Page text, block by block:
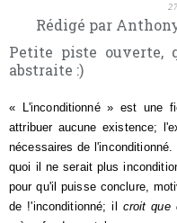
Rédigé par
Petite piste ouverte,
abstraite :)
« L'inconditionné » est une
attribuer aucune existence;
nécessaires de l'incondi­tionné.
quoi il ne serait plus
pour qu'il puisse conclure,
de !'inconditionné; il
croit que